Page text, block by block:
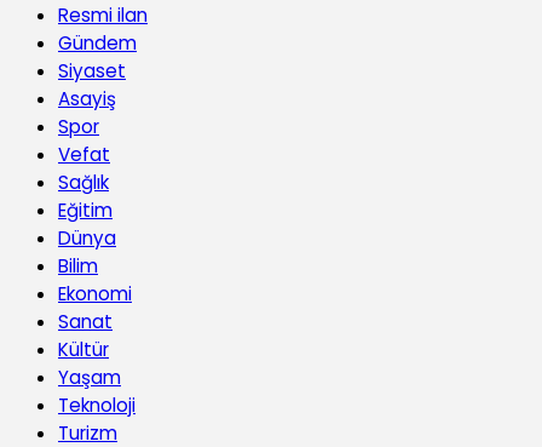
Resmi ilan
Gündem
Siyaset
Asayiş
Spor
Vefat
Sağlık
Eğitim
Dünya
Bilim
Ekonomi
Sanat
Kültür
Yaşam
Teknoloji
Turizm